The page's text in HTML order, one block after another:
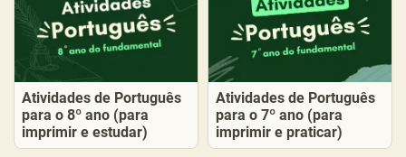
Atividades de Português
para o 8º ano (para
imprimir e estudar)
Atividades de Português
para o 7º ano (para
imprimir e praticar)